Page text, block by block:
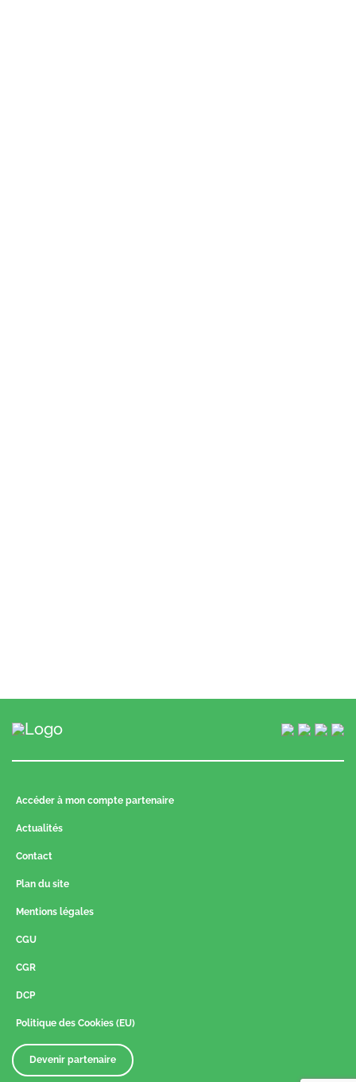
Accéder à mon compte partenaire
Actualités
Contact
Plan du site
Mentions légales
CGU
CGR
DCP
Politique des Cookies (EU)
Devenir partenaire